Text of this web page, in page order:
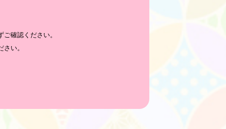
確認ください。
い。